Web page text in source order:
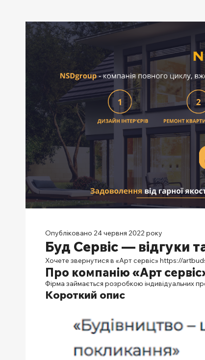
Опубліковано 24 червня 2022 року
Буд Сервіс — відгуки
Хочете звернутися в «Арт сервіс» https://
Про компанію «Арт
Фірма займається розробкою індивідуальних
Короткий опис